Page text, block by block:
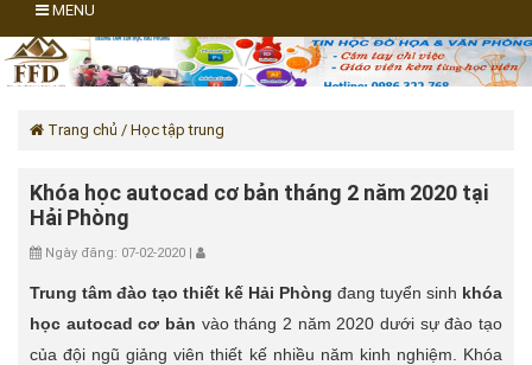
MENU
Trang chủ / Học tập trung
Khóa học autocad cơ bản tháng 2 năm 2020 tại
Hải Phòng
Ngày đăng: 07-02-2020 |
Trung tâm đào tạo thiết kế Hải Phòng đang tuyển sinh khóa
học autocad cơ bản vào tháng 2 năm 2020 dưới sự đào tạo
của đội ngũ giảng viên thiết kế nhiều năm kinh nghiệm. Khóa